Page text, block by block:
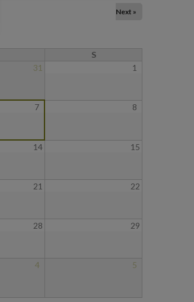
Next »
S
31 1
7 8
14 15
21 22
28 29
4 5